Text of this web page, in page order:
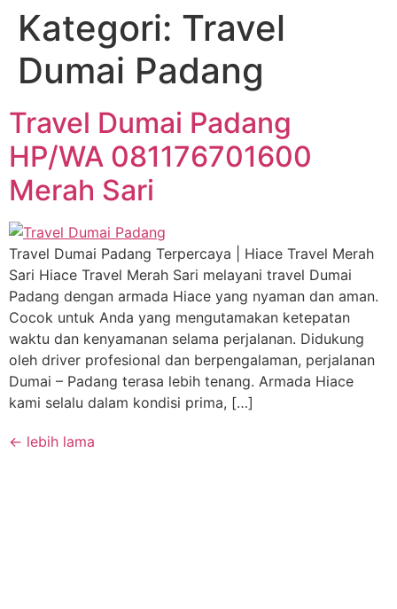
Kategori: Travel
Dumai Padang
Travel Dumai Padang
HP/WA 081176701600
Merah Sari
Travel Dumai Padang Terpercaya | Hiace Travel Merah
Sari Hiace Travel Merah Sari melayani travel Dumai
Padang dengan armada Hiace yang nyaman dan aman.
Cocok untuk Anda yang mengutamakan ketepatan
waktu dan kenyamanan selama perjalanan. Didukung
oleh driver profesional dan berpengalaman, perjalanan
Dumai – Padang terasa lebih tenang. Armada Hiace
kami selalu dalam kondisi prima, […]
← lebih lama